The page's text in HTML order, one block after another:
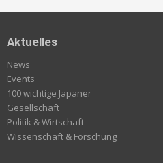
Aktuelles
News
Events
100 wichtige Japaner
Gesellschaft
Politik & Wirtschaft
Wissenschaft & Forschung